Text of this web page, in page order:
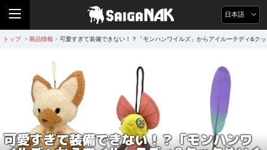
日本語
トップ > 商品情報 > 可愛すぎて装備できない！？「モンハンワイルズ」からアイルーテディ&ク
可愛すぎて装備できない！？「モンハンワ